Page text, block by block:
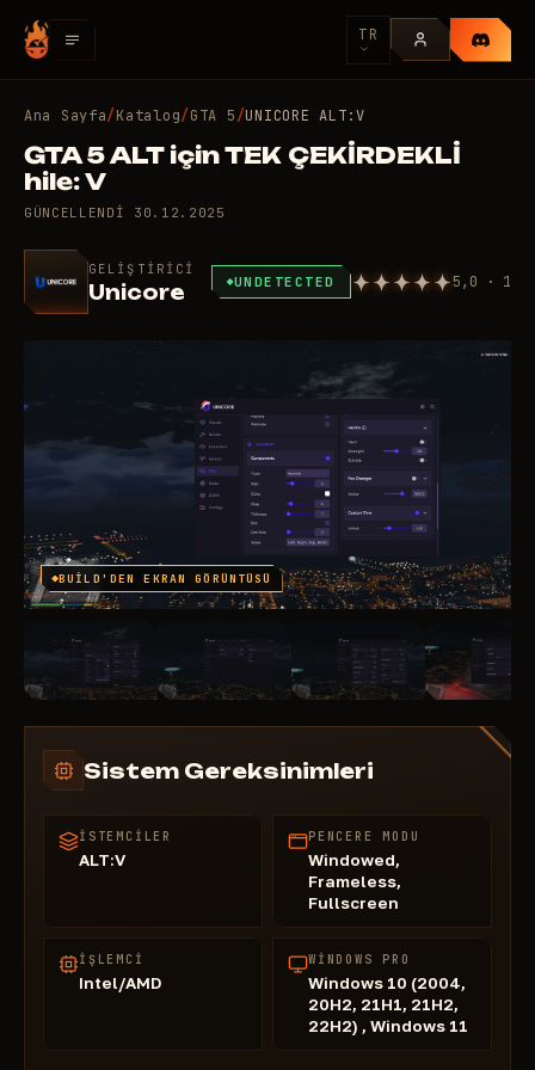
TR
Ana Sayfa/Katalog/GTA 5/UNICORE ALT:V
GTA 5 ALT için TEK ÇEKİRDEKLİ
hile: V
GÜNCELLENDI 30.12.2025
GELIŞTIRICI
Unicore UNDETECTED 5,0 · 1
BUILD'DEN EKRAN GÖRÜNTÜSÜ
Sistem Gereksinimleri
İSTEMCILER
ALT:V
PENCERE MODU
Windowed,
Frameless,
Fullscreen
İŞLEMCI
Intel/AMD
WINDOWS PRO
Windows 10 (2004,
20H2, 21H1, 21H2,
22H2) , Windows 11